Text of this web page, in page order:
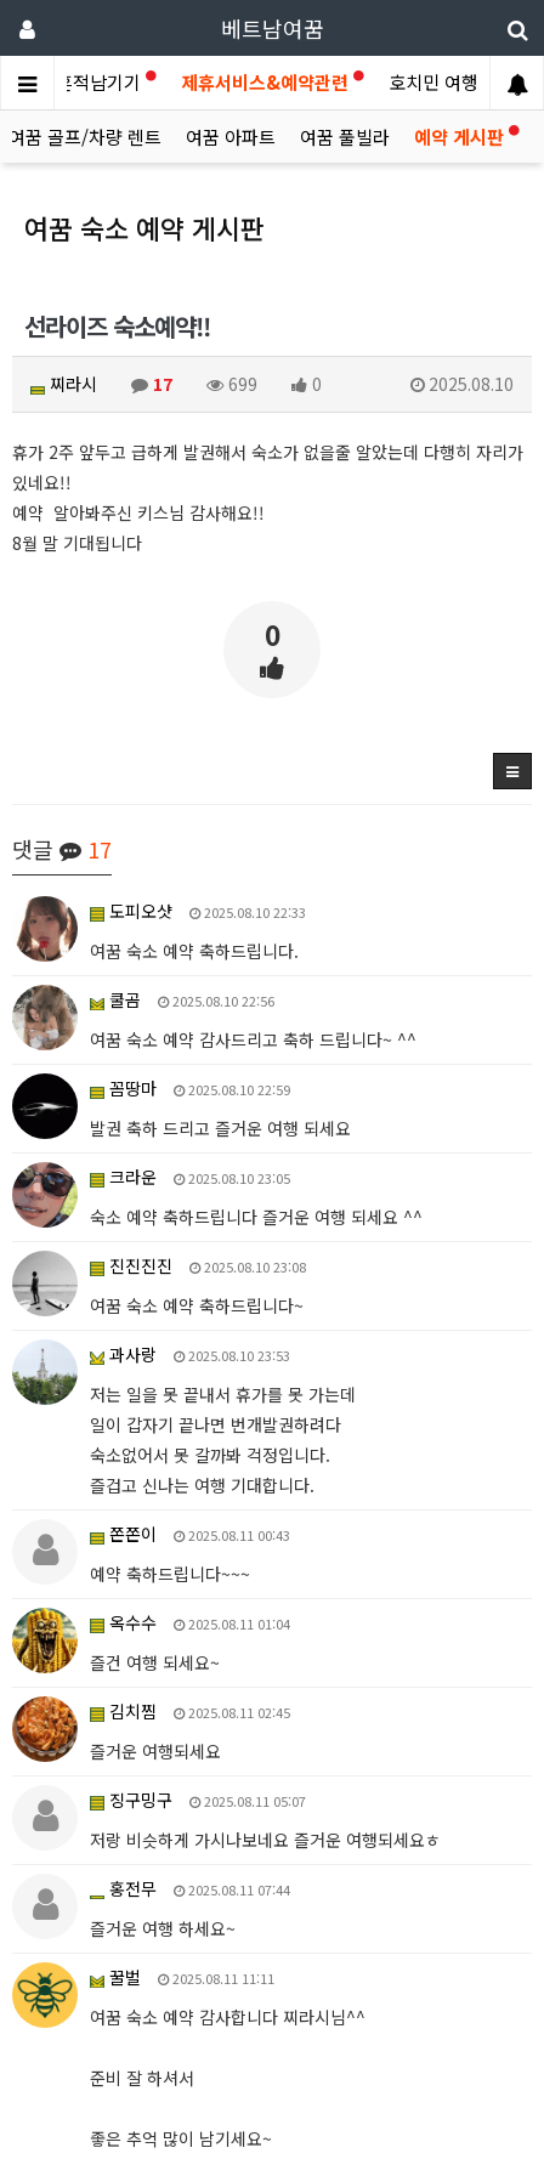
베트남여꿈
기 흔적남기기 제휴서비스&예약관련 호치민 여행후기
여꿈 골프/차량 렌트 여꿈 아파트 여꿈 풀빌라 예약 게시판
여꿈 숙소 예약 게시판
선라이즈 숙소예약!!
찌라시 17 699 0 2025.08.10
휴가 2주 앞두고 급하게 발권해서 숙소가 없을줄 알았는데 다행히 자리가
있네요!!
예약 알아봐주신 키스님 감사해요!!
8월 말 기대됩니다
0
댓글 17
도피오샷 2025.08.10 22:33
여꿈 숙소 예약 축하드립니다.
쿨곰
2025.08.10 22:56
여꿈 숙소 예약 감사드리고 축하 드립니다~ ^^
꼼땅마
2025.08.10 22:59
발권 축하 드리고 즐거운 여행 되세요
크라운
2025.08.10 23:05
숙소 예약 축하드립니다 즐거운 여행 되세요 ^^
진진진진
2025.08.10 23:08
여꿈 숙소 예약 축하드립니다~
과사랑
2025.08.10 23:53
저는 일을 못 끝내서 휴가를 못 가는데
일이 갑자기 끝나면 번개발권하려다
숙소없어서 못 갈까봐 걱정입니다.
즐겁고 신나는 여행 기대합니다.
쫀쫀이
2025.08.11 00:43
예약 축하드립니다~~~
옥수수
2025.08.11 01:04
즐건 여행 되세요~
김치찜
2025.08.11 02:45
즐거운 여행되세요
징구밍구
2025.08.11 05:07
저랑 비슷하게 가시나보네요 즐거운 여행되세요ㅎ
홍전무
2025.08.11 07:44
즐거운 여행 하세요~
꿀벌
2025.08.11 11:11
여꿈 숙소 예약 감사합니다 찌라시님^^
준비 잘 하셔서
좋은 추억 많이 남기세요~